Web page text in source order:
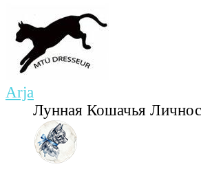
Arja
Лунная Кошачья